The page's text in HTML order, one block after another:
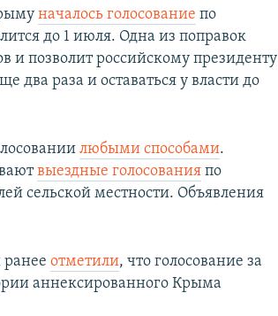
началось голосование по
до 1 июля. Одна из поправок
и позволит российскому президенту
два раза и оставаться у власти до
любыми способами.
выездные голосования по
сельской местности. Объявления
отметили, что голосование за
аннексированного Крыма